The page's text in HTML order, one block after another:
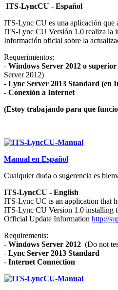
ITS-LyncCU - Español
ITS-Lync CU es una aplicación que
ITS-Lync CU Versión 1.0 realiza la
Información oficial sobre la
Requerimientos:
- Windows Server 2012 o superior
Server 2012)
- Lync Server 2013 Standard (en
- Conexión a Internet
(Estoy trabajando para que
Manual en Español
Cualquier duda o sugerencia es
ITS-LyncCU - English
ITS-Lync UC is an application that
ITS-Lync CU Version 1.0 installing
Official Update Information http://
Requirements:
- Windows Server 2012 (Do not
- Lync Server 2013 Standard
- Internet Connection